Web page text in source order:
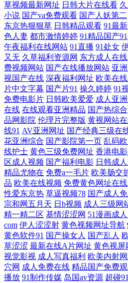
黑丝高跟精品 不卡二区 东京热Av导航 超
91在线精品视频在线视频 91色城 黄色网
豆花打开 91狼人社 91社区在线视频 91网
看 91综合亚洲色图 蜜桃视频免费福利 91
人妖ⅩⅩ欧美人妖 92视频福利导航 岛国福
91TS国产人妖系列 91麻豆视频蜜桃 91社
线网站 91色社 91大神在线观看视频 91超
热九九精品 国产ts人妖在线播放 日本不卡
欧美极品 91蜜桃视频网站 91视频第十页
黄网站 1024手机看成人片 91v91cn 91九
品人妻偷情 久久人妻视频 亚洲无码激情
草视频最新网址 日韩大片在线看
小说 国产va免费观看 国产人妖第二
东京热狠狠草 日韩精品观看 91最
色人妻 都市激情婷婷 91精品国产91
午夜福利在线网站 91直播 91处女
又无 久草福利资源网 东方成人在线
费视频网站 国产在线播放网站 亚
视国产在线 深夜福利网址 欧美在
片中文字幕 国产片91 操久婷婷 91
免费电影片 日韩欧美爱爱 成人亚
在线 在线观看亚洲精品 国产热综合
品网影院 伦理片完整版 黄视网站
线91 AV亚洲网址 国产经典三级在
花亚洲综合 国产影院第一页 乱码
线护士 黄色三级免费网址 香港电
区成人视频 国产福利电影 日韩成
精品尤物在 免费a一毛片 欧美肠交
品 欧美在线视频 免费黄色网址在线
性爱东京热 草逼视频78 国产成人
宗和网五月天 日b视频 成人三级网
精一精二区 基情涩涩网 51漫画成人
com 伊人涩涩射 黄色视频网址导航
黄色软件91 国产操女人 国产乱人
草涩涩 最新在线A片网址 黄色视屏
视觉影视 成人写真福利 欧美内射
穴网 成人免费在线 精品国产免费
播放 91制作传媒 岛国av资源 超碰